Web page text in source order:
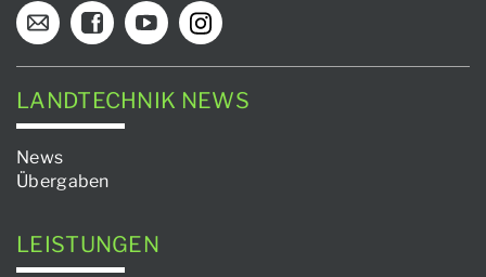
LANDTECHNIK NEWS
News
Übergaben
LEISTUNGEN